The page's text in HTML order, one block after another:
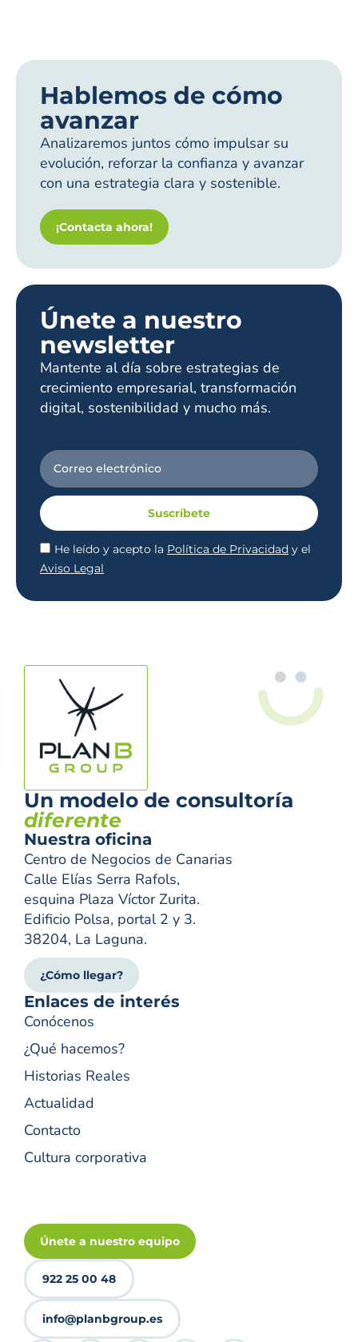
Hablemos de cómo
avanzar
Analizaremos juntos cómo impulsar su
evolución, reforzar la confianza y avanzar
con una estrategia clara y sostenible.
¡Contacta ahora!
Únete a nuestro
newsletter
Mantente al día sobre estrategias de
crecimiento empresarial, transformación
digital, sostenibilidad y mucho más.
He leído y acepto la Política de Privacidad y el
Aviso Legal
Suscríbete
Un modelo de consultoría
diferente
Nuestra oficina
Centro de Negocios de Canarias
Calle Elías Serra Rafols,
esquina Plaza Víctor Zurita.
Edificio Polsa, portal 2 y 3.
38204, La Laguna.
¿Cómo llegar?
Enlaces de interés
Conócenos
¿Qué hacemos?
Historias Reales
Actualidad
Contacto
Cultura corporativa
Únete a nuestro equipo
922 25 00 48
info@planbgroup.es